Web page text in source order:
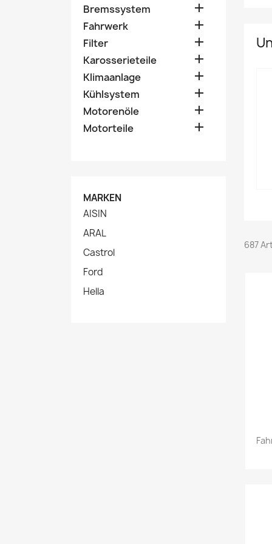
Bremssystem 
Fahrwerk 
Filter 
Karosserieteile 
Klimaanlage 
Kühlsystem 
Motorenöle 
Motorteile 
MARKEN
AISIN
ARAL
Castrol
Ford
Hella
687